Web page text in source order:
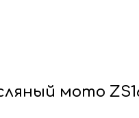
мото